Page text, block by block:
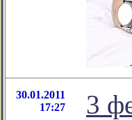
30.01.2011
17:27
3